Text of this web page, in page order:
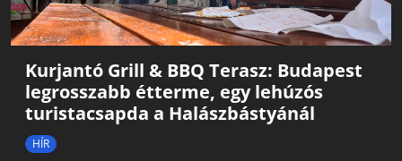
Kurjantó Grill & BBQ Terasz: Budapest
legrosszabb étterme, egy lehúzós
turistacsapda a Halászbástyánál
HÍR